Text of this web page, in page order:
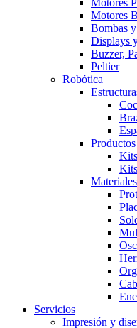
Motores
Bombas
Displays
Buzzer,
Peltier
Robótica
Servicios
Impresión y